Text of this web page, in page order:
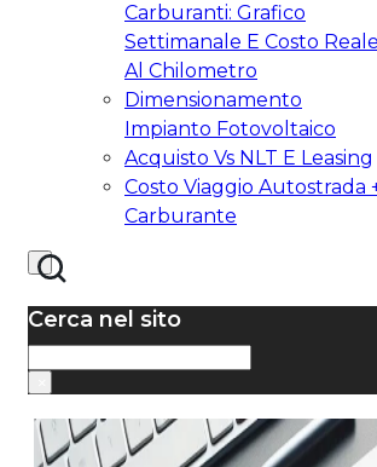
Carburanti: Grafico
Settimanale E Costo Reale
Al Chilometro
Dimensionamento
Impianto Fotovoltaico
Acquisto Vs NLT E Leasing
Costo Viaggio Autostrada
Carburante
Cerca nel sito